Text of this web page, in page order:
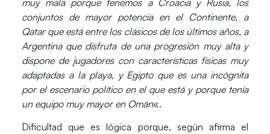
conjuntos de mayor potencia en el Continente, a
Qatar que está entre los clásicos de los últimos años, a
Argentina que disfruta de una progresión muy alta y
dispone de jugadores con características físicas muy
adaptadas a la playa, y Egipto que es una incógnita
por el escenario político en el que está y porque tenía
un equipo muy mayor en Omán«.
Dificultad que es lógica porque, según afirma el